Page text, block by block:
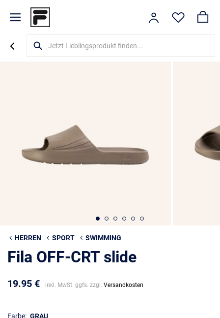
HERREN SPORT SWIMMING
Fila OFF-CRT slide
19.95 € inkl. MwSt. ggfs. zzgl. Versandkosten
Farbe: GRAU